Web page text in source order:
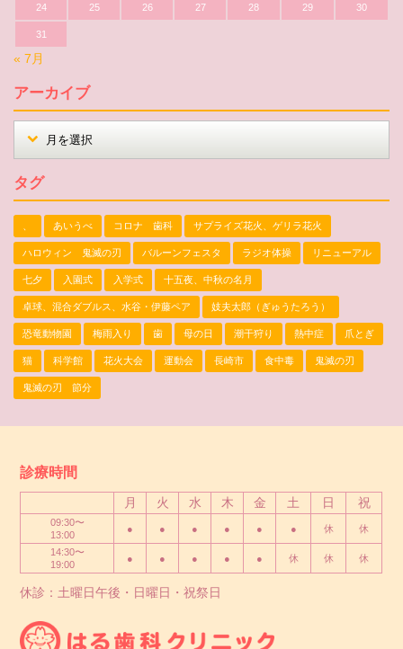
24 25 26 27 28 29 30
31
« 7月
アーカイブ
タグ
あいうべ コロナ 歯科 サプライズ花火、ゲリラ花火
ハロウィン 鬼滅の刃 バルーンフェスタ ラジオ体操 リニューアル
七夕 入園式 入学式 十五夜、中秋の名月
卓球、混合ダブルス、水谷・伊藤ペア 妓夫太郎（ぎゅうたろう）
恐竜動物園 梅雨入り 歯 母の日 潮干狩り 熱中症 爪とぎ
猫 科学館 花火大会 運動会 長崎市 食中毒 鬼滅の刃
鬼滅の刃 節分
診療時間
月 火 水 木 金 土 日 祝
09:30〜
13:00
● ● ● ● ● ● 休 休
14:30〜
19:00
● ● ● ● ● 休 休 休
休診：土曜日午後・日曜日・祝祭日